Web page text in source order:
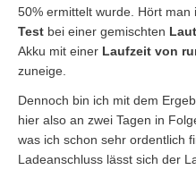
50% ermittelt wurde. Hört man
Test bei einer gemischten
Akku mit einer Laufzeit von
zuneige.
Dennoch bin ich mit dem
hier also an zwei Tagen in
was ich schon sehr ordentlich
Ladeanschluss lässt sich der